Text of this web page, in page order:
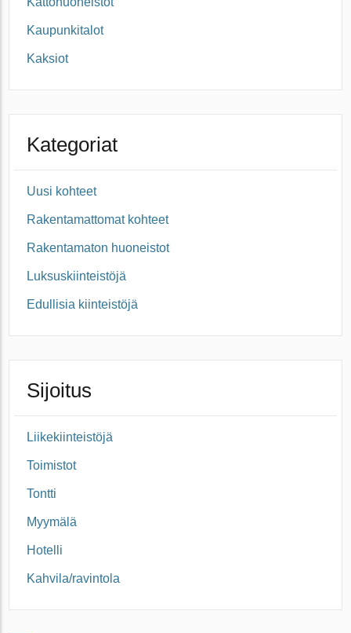
Kaupunkitalot
Kaksiot
Kategoriat
Uusi kohteet
Rakentamattomat kohteet
Rakentamaton huoneistot
Luksuskiinteistöjä
Edullisia kiinteistöjä
Sijoitus
Liikekiinteistöjä
Toimistot
Tontti
Myymälä
Hotelli
Kahvila/ravintola